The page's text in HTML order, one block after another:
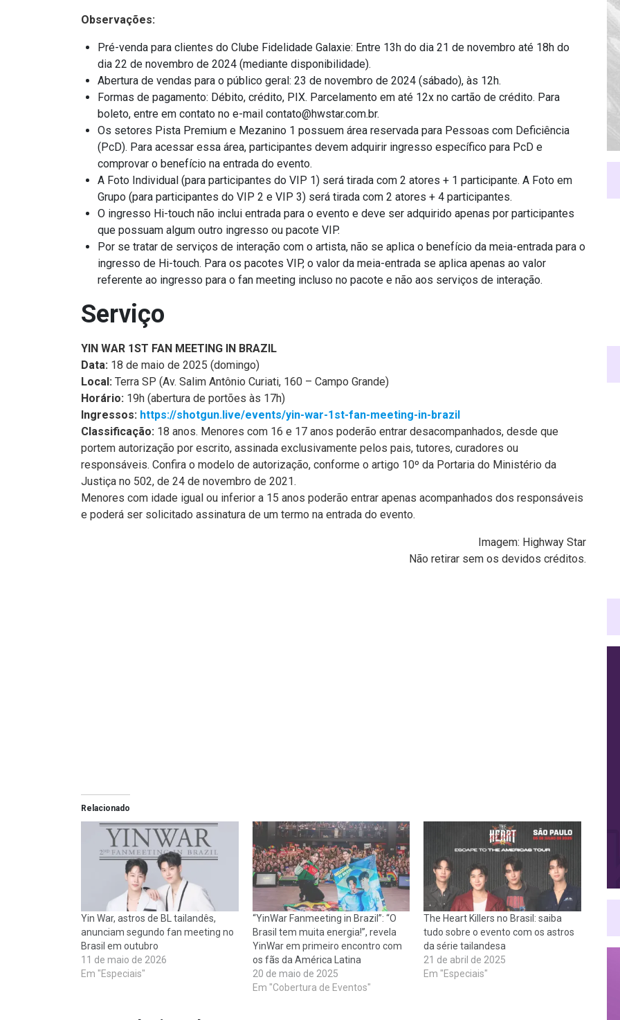
Observações:
Pré-venda para clientes do Clube Fidelidade Galaxie: Entre 13h do dia 21 de novembro até 18h do
dia 22 de novembro de 2024 (mediante disponibilidade).
Abertura de vendas para o público geral: 23 de novembro de 2024 (sábado), às 12h.
Formas de pagamento: Débito, crédito, PIX. Parcelamento em até 12x no cartão de crédito. Para
boleto, entre em contato no e-mail contato@hwstar.com.br.
Os setores Pista Premium e Mezanino 1 possuem área reservada para Pessoas com Deficiência
(PcD). Para acessar essa área, participantes devem adquirir ingresso específico para PcD e
comprovar o benefício na entrada do evento.
A Foto Individual (para participantes do VIP 1) será tirada com 2 atores + 1 participante. A Foto em
Grupo (para participantes do VIP 2 e VIP 3) será tirada com 2 atores + 4 participantes.
O ingresso Hi-touch não inclui entrada para o evento e deve ser adquirido apenas por participantes
que possuam algum outro ingresso ou pacote VIP.
Por se tratar de serviços de interação com o artista, não se aplica o benefício da meia-entrada para o
ingresso de Hi-touch. Para os pacotes VIP, o valor da meia-entrada se aplica apenas ao valor
referente ao ingresso para o fan meeting incluso no pacote e não aos serviços de interação.
Serviço
YIN WAR 1ST FAN MEETING IN BRAZIL
Data: 18 de maio de 2025 (domingo)
Local: Terra SP (Av. Salim Antônio Curiati, 160 – Campo Grande)
Horário: 19h (abertura de portões às 17h)
Ingressos: https://shotgun.live/events/yin-war-1st-fan-meeting-in-brazil
Classificação: 18 anos. Menores com 16 e 17 anos poderão entrar desacompanhados, desde que
portem autorização por escrito, assinada exclusivamente pelos pais, tutores, curadores ou
responsáveis. Confira o modelo de autorização, conforme o artigo 10º da Portaria do Ministério da
Justiça no 502, de 24 de novembro de 2021.
Menores com idade igual ou inferior a 15 anos poderão entrar apenas acompanhados dos responsáveis
e poderá ser solicitado assinatura de um termo na entrada do evento.
Imagem: Highway Star
Não retirar sem os devidos créditos.
Relacionado
Yin War, astros de BL tailandês,
anunciam segundo fan meeting no
Brasil em outubro
11 de maio de 2026
Em "Especiais"
“YinWar Fanmeeting in Brazil”: “O
Brasil tem muita energia!”, revela
YinWar em primeiro encontro com
os fãs da América Latina
20 de maio de 2025
Em "Cobertura de Eventos"
The Heart Killers no Brasil: saiba
tudo sobre o evento com os astros
da série tailandesa
21 de abril de 2025
Em "Especiais"